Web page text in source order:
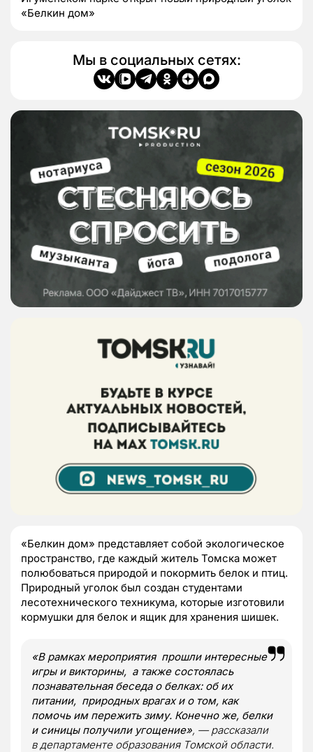
«Белкин дом»
Мы в социальных сетях:
«Белкин дом» представляет собой экологическое
пространство, где каждый житель Томска может
полюбоваться природой и покормить белок и птиц.
Природный уголок был создан студентами
лесотехнического техникума, которые изготовили
кормушки для белок и ящик для хранения шишек.
«В рамках мероприятия прошли интересные
игры и викторины, а также состоялась
познавательная беседа о белках: об их
питании, природных врагах и о том, как
помочь им пережить зиму. Конечно же, белки
и синицы получили угощение», — рассказали
в департаменте образования Томской области.